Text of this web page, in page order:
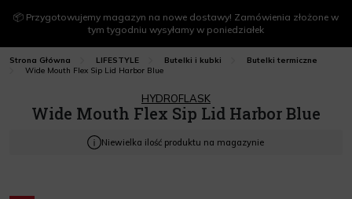
📦 Przygotowujemy magazyn na nowe dostawy! Zamówienia złożone w
tym tygodniu wysyłamy w poniedziałek
Strona Główna LIFESTYLE Butelki i kubki
Butelki termiczne
Wide Mouth Flex Sip Lid Harbor Blue
HYDROFLASK
Wide Mouth Flex Sip Lid Harbor Blue
Niewielka ilość produktu na magazynie